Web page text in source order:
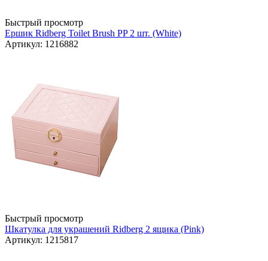
Быстрый просмотр
Ершик Ridberg Toilet Brush PP 2 шт. (White)
Артикул: 1216882
Быстрый просмотр
Шкатулка для украшений Ridberg 2 ящика (Pink)
Артикул: 1215817